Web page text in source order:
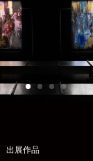
出展作品